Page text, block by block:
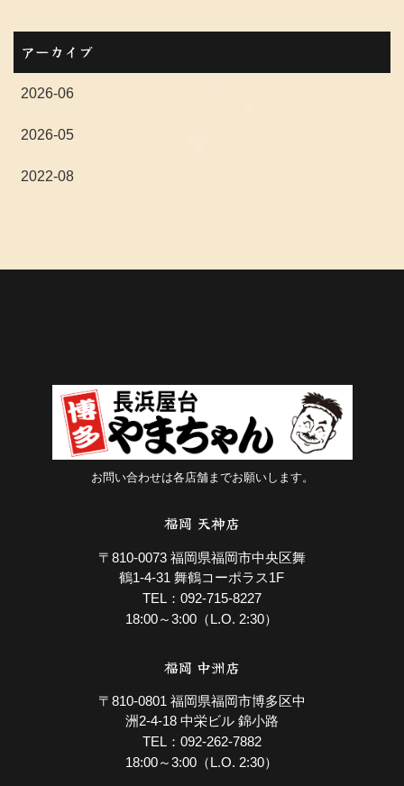
アーカイブ
2026-06
2026-05
2022-08
お問い合わせは各店舗までお願いします。
福岡 天神店
〒810-0073 福岡県福岡市中央区舞
鶴1-4-31 舞鶴コーポラス1F
TEL：092-715-8227
18:00～3:00（L.O. 2:30）
福岡 中洲店
〒810-0801 福岡県福岡市博多区中
洲2-4-18 中栄ビル 錦小路
TEL：092-262-7882
18:00～3:00（L.O. 2:30）